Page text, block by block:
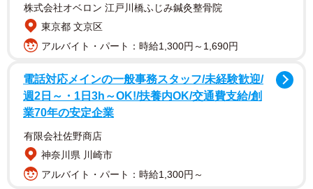
「職場の服装や身だしなみの自由が認められること」の賛否（提供画
像）
アルバイト就業者に「職場の服装や身だしなみの自由が認
められることの賛否」を聞いたところ、「賛成」は53.6％
で前年に続き過半数を占め、学生（高校生＋大学生）に限
定すると、66.9％と、全体より13.3pt高くなりました。
株式会社オベロン 江戸川橋ふじみ鍼灸整骨院
東京都 文京区
アルバイト・パート：時給1,300円～1,690円
電話対応メインの一般事務スタッフ/未経験歓迎/
週2日～・1日3h～OK!/扶養内OK/交通費支給/創
業70年の安定企業
有限会社佐野商店
神奈川県 川崎市
アルバイト・パート：時給1,300円～